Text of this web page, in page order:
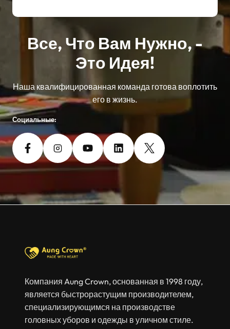
Все, Что Вам Нужно, -
Это Идея!
Наша квалифицированная команда готова воплотить
его в жизнь.
Социальные:
Компания Aung Crown, основанная в 1998 году,
является быстрорастущим производителем,
специализирующимся на производстве
головных уборов и одежды в уличном стиле.